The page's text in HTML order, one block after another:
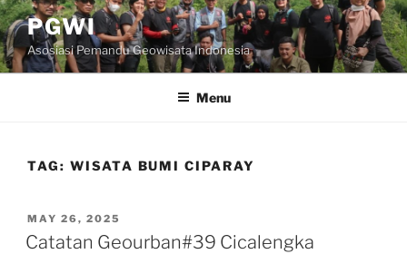
Skip
to
content
PGWI
Asosiasi Pemandu Geowisata Indonesia
Menu
TAG: WISATA BUMI CIPARAY
POSTED
ON
MAY 26, 2025
Catatan Geourban#39 Cicalengka